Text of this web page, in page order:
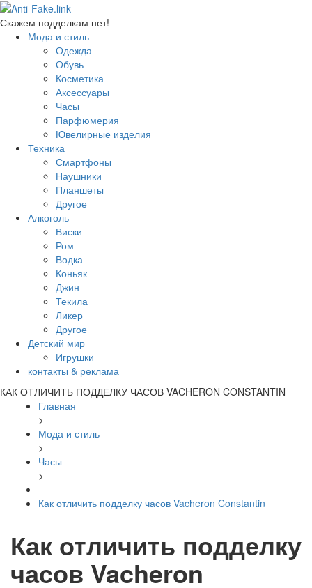
Скажем подделкам нет!
Мода и стиль
Одежда
Обувь
Косметика
Аксессуары
Часы
Парфюмерия
Ювелирные изделия
Техника
Смартфоны
Наушники
Планшеты
Другое
Алкоголь
Виски
Ром
Водка
Коньяк
Джин
Текила
Ликер
Другое
Детский мир
Игрушки
контакты & реклама
КАК ОТЛИЧИТЬ ПОДДЕЛКУ ЧАСОВ VACHERON CONSTANTIN
Главная
>
Мода и стиль
>
Часы
>
Как отличить подделку часов Vacheron Constantin
Как отличить подделку
часов Vacheron